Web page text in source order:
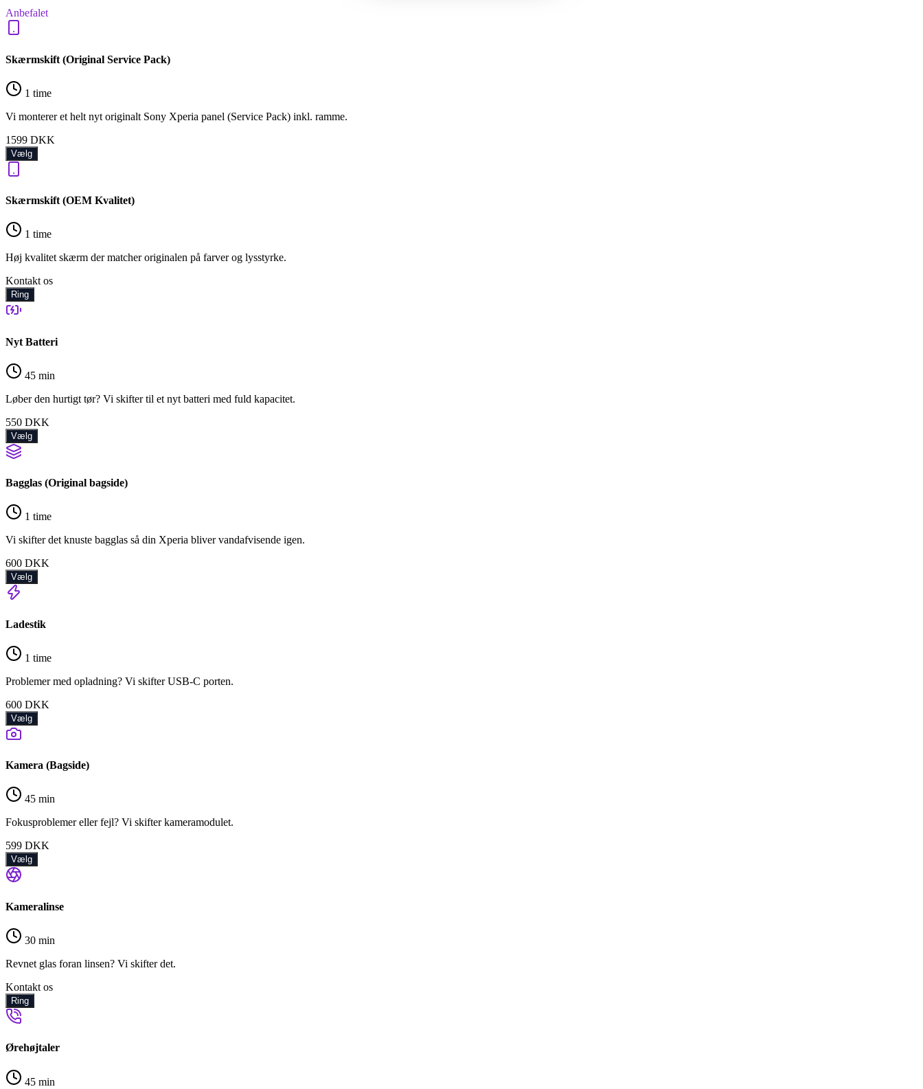
Anbefalet
Skærmskift (Original Service Pack)
1 time
Vi monterer et helt nyt originalt Sony Xperia panel (Service Pack) inkl. ramme.
1599 DKK
Vælg
Skærmskift (OEM Kvalitet)
1 time
Høj kvalitet skærm der matcher originalen på farver og lysstyrke.
Kontakt os
Ring
Nyt Batteri
45 min
Løber den hurtigt tør? Vi skifter til et nyt batteri med fuld kapacitet.
550 DKK
Vælg
Bagglas (Original bagside)
1 time
Vi skifter det knuste bagglas så din Xperia bliver vandafvisende igen.
600 DKK
Vælg
Ladestik
1 time
Problemer med opladning? Vi skifter USB-C porten.
600 DKK
Vælg
Kamera (Bagside)
45 min
Fokusproblemer eller fejl? Vi skifter kameramodulet.
599 DKK
Vælg
Kameralinse
30 min
Revnet glas foran linsen? Vi skifter det.
Kontakt os
Ring
Ørehøjtaler
45 min